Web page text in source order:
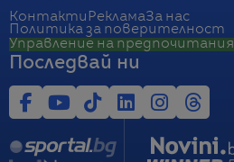
Контакти РекламаЗа нас
Политика за поверителност
Управление на предпочитания
Последвай ни